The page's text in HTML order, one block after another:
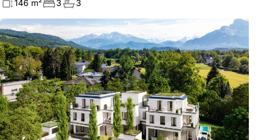
146 m² 3 3